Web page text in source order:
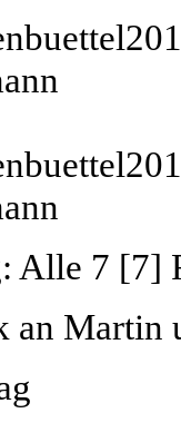
Alle 7 [7]
an Martin